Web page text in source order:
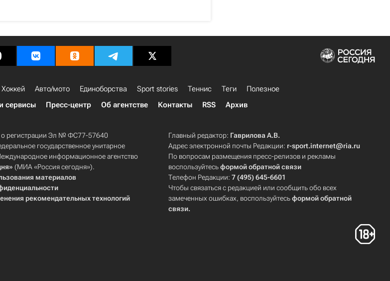
Хоккей Авто/мото Единоборства Sport stories Теннис Теги
Полезное
сервисы Пресс-центр Об агентстве Контакты RSS Архив
о регистрации Эл № ФС77-57640
государственное унитарное
информационное агентство
(МИА «Россия сегодня»).
материалов
рекомендательных технологий
Главный редактор: Гаврилова А.В.
Адрес электронной почты Редакции: r-sport.internet@ria.ru
По вопросам размещения пресс-релизов и рекламы
воспользуйтесьформой обратной связи
Телефон Редакции:7 (495) 645-6601
Чтобы связаться с редакцией или сообщить обо всех
замеченных ошибках, воспользуйтесьформой обратной
связи.